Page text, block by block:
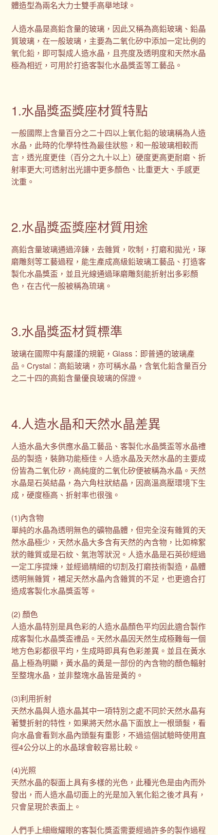
體造型為兩名大力士雙手高舉地球。
人造水晶是高鉛含量的玻璃，因此又稱為高鉛玻璃、鉛晶
質玻璃，在一般玻璃，主要為二氧化矽中添加一定比例的
氧化鉛，即可製成人造水晶，且亮度及透明度和天然水晶
極為相近，可用於打造客製化水晶獎盃等工藝品。
1.水晶獎盃獎座材質特點
一般國際上含量百分之二十四以上氧化鉛的玻璃稱為人造
水晶，此時的化學特性為最佳狀態，和一般玻璃相較而
言，透光度更佳（百分之九十以上）硬度更高更耐磨、折
射率更大;可透射出光譜中更多顏色、比重更大、手感更
沈重。
2.水晶獎盃獎座材質用途
高鉛含量玻璃通過淬鍊，去雜質，吹制，打磨和拋光，琢
磨雕刻等工藝過程，能生產成高級鉛玻璃工藝品、打造客
製化水晶獎盃，並且光線通過琢磨雕刻能折射出多彩顏
色，在古代一般被稱為琉璃。
3.水晶獎盃材質標準
玻璃在國際中有嚴謹的規範，Glass：即普通的玻璃產
品。Crystal：高鉛玻璃，亦可稱水晶，含氧化鉛含量百分
之二十四的高鉛含量優良玻璃的保證。
4.人造水晶和天然水晶差異
人造水晶大多供應水晶工藝品、客製化水晶獎盃等水晶禮
品的製造，裝飾功能極佳。人造水晶及天然水晶的主要成
份皆為二氧化矽，高純度的二氧化矽便被稱為水晶。天然
水晶是石英結晶，為六角柱狀結晶，因高溫高壓環境下生
成，硬度極高、折射率也很強。
(1)內含物
單純的水晶為透明無色的礦物晶體，但完全沒有雜質的天
然水晶極少，天然水晶大多含有天然的內含物，比如棉絮
狀的雜質或是石紋、氣泡等狀況。人造水晶是石英砂經過
一定工序提煉，並經過精細的切割及打磨技術製造，晶體
透明無雜質，補足天然水晶內含雜質的不足，也更適合打
造成客製化水晶獎盃等。
(2) 顏色
人造水晶特別是具色彩的人造水晶顏色平均因此適合製作
成客製化水晶獎盃禮品。天然水晶因天然生成極難每一個
地方色彩都很平均，生成時即具有色彩差異。並且在黃水
晶上極為明顯，黃水晶的黃是一部份的內含物的顏色輻射
至整塊水晶，並非整塊水晶皆是黃的。
(3)利用折射
天然水晶與人造水晶其中一項特別之處不同於天然水晶有
著雙折射的特性，如果將天然水晶下面放上一根頭髮，看
向水晶會看到水晶內頭髮有重影，不過這個試驗時使用直
徑4公分以上的水晶球會較容易比較。
(4)光照
天然水晶的裂面上具有多樣的光色，此種光色是由內而外
發出，而人造水晶切面上的光是加入氧化鉛之後才具有，
只會呈現於表面上。
人們手上細緻耀眼的客製化獎盃需要經過許多的製作過程